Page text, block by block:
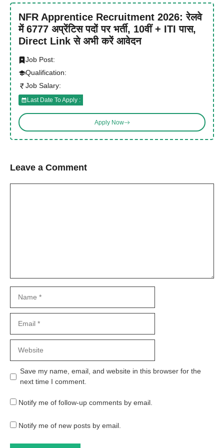
NFR Apprentice Recruitment 2026: रेलवे
में 6777 अप्रेंटिस पदों पर भर्ती, 10वीं + ITI पास,
Direct Link से अभी करें आवेदन
Job Post:
Qualification:
Job Salary:
Last Date To Apply :
Apply Now
Leave a Comment
Save my name, email, and website in this browser for the
next time I comment.
Notify me of follow-up comments by email.
Notify me of new posts by email.